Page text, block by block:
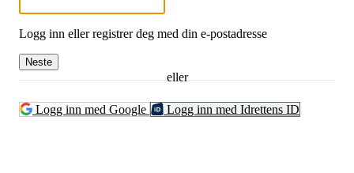
Logg inn eller registrer deg med din e-postadresse
Neste
eller
Logg inn med Google Logg inn med Idrettens ID